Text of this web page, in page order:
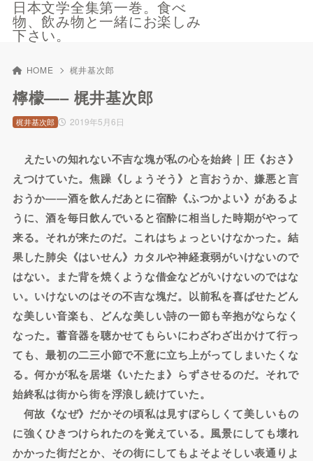
日本文学全集第一巻。食べ
物、飲み物と一緒にお楽しみ
下さい。
HOME 梶井基次郎
檸檬—– 梶井基次郎
2019年5月6日
梶井基次郎
えたいの知れない不吉な塊が私の心を始終｜圧《おさ》
えつけていた。焦躁《しょうそう》と言おうか、嫌悪と言
おうか――酒を飲んだあとに宿酔《ふつかよい》があるよ
うに、酒を毎日飲んでいると宿酔に相当した時期がやって
来る。それが来たのだ。これはちょっといけなかった。結
果した肺尖《はいせん》カタルや神経衰弱がいけないので
はない。また背を焼くような借金などがいけないのではな
い。いけないのはその不吉な塊だ。以前私を喜ばせたどん
な美しい音楽も、どんな美しい詩の一節も辛抱がならなく
なった。蓄音器を聴かせてもらいにわざわざ出かけて行っ
ても、最初の二三小節で不意に立ち上がってしまいたくな
る。何かが私を居堪《いたたま》らずさせるのだ。それで
始終私は街から街を浮浪し続けていた。
何故《なぜ》だかその頃私は見すぼらしくて美しいもの
に強くひきつけられたのを覚えている。風景にしても壊れ
かかった街だとか、その街にしてもよそよそしい表通りよ